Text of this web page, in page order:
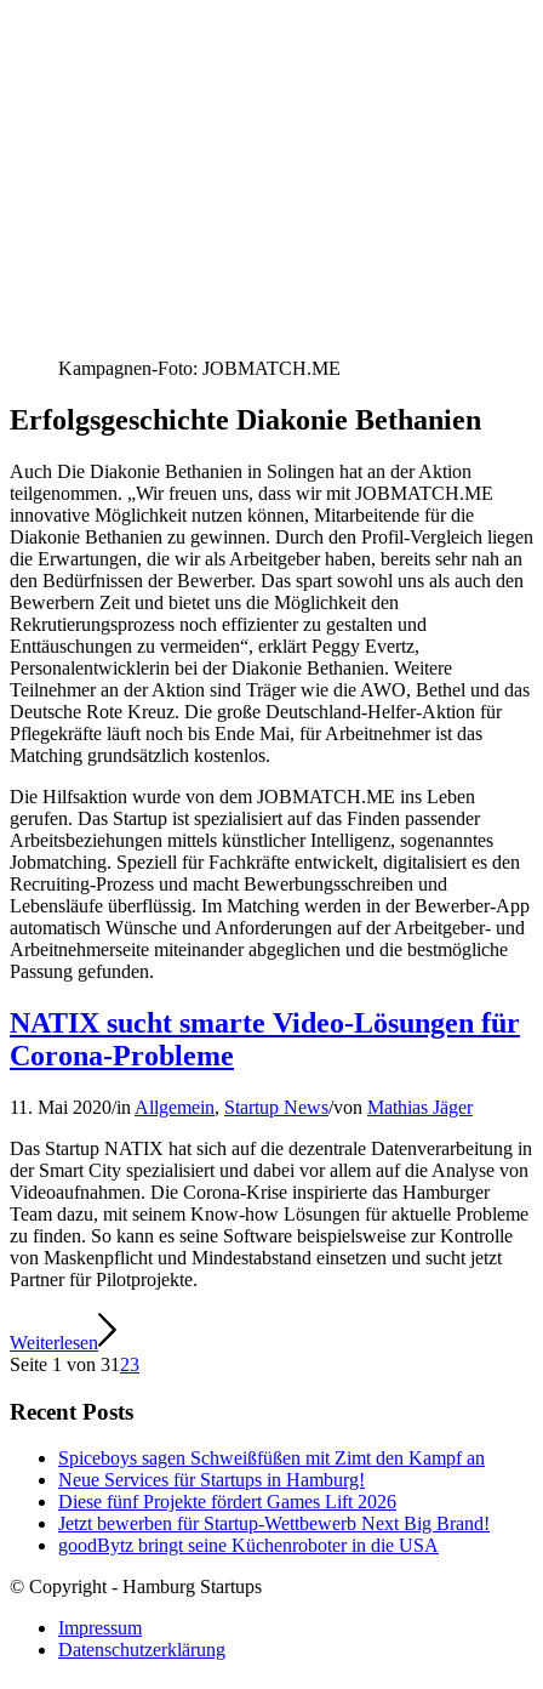
Kampagnen-Foto: JOBMATCH.ME
Erfolgsgeschichte Diakonie Bethanien
Auch Die Diakonie Bethanien in Solingen hat an der Aktion
teilgenommen. „Wir freuen uns, dass wir mit JOBMATCH.ME
innovative Möglichkeit nutzen können, Mitarbeitende für die
Diakonie Bethanien zu gewinnen. Durch den Profil-Vergleich liegen
die Erwartungen, die wir als Arbeitgeber haben, bereits sehr nah an
den Bedürfnissen der Bewerber. Das spart sowohl uns als auch den
Bewerbern Zeit und bietet uns die Möglichkeit den
Rekrutierungsprozess noch effizienter zu gestalten und
Enttäuschungen zu vermeiden“, erklärt Peggy Evertz,
Personalentwicklerin bei der Diakonie Bethanien. Weitere
Teilnehmer an der Aktion sind Träger wie die AWO, Bethel und das
Deutsche Rote Kreuz. Die große Deutschland-Helfer-Aktion für
Pflegekräfte läuft noch bis Ende Mai, für Arbeitnehmer ist das
Matching grundsätzlich kostenlos.
Die Hilfsaktion wurde von dem JOBMATCH.ME ins Leben
gerufen. Das Startup ist spezialisiert auf das Finden passender
Arbeitsbeziehungen mittels künstlicher Intelligenz, sogenanntes
Jobmatching. Speziell für Fachkräfte entwickelt, digitalisiert es den
Recruiting-Prozess und macht Bewerbungsschreiben und
Lebensläufe überflüssig. Im Matching werden in der Bewerber-App
automatisch Wünsche und Anforderungen auf der Arbeitgeber- und
Arbeitnehmerseite miteinander abgeglichen und die bestmögliche
Passung gefunden.
NATIX sucht smarte Video-Lösungen für
Corona-Probleme
11. Mai 2020/in Allgemein, Startup News/von Mathias Jäger
Das Startup NATIX hat sich auf die dezentrale Datenverarbeitung in
der Smart City spezialisiert und dabei vor allem auf die Analyse von
Videoaufnahmen. Die Corona-Krise inspirierte das Hamburger
Team dazu, mit seinem Know-how Lösungen für aktuelle Probleme
zu finden. So kann es seine Software beispielsweise zur Kontrolle
von Maskenpflicht und Mindestabstand einsetzen und sucht jetzt
Partner für Pilotprojekte.
Weiterlesen
Seite 1 von 31 23
Recent Posts
Spiceboys sagen Schweißfüßen mit Zimt den Kampf an
Neue Services für Startups in Hamburg!
Diese fünf Projekte fördert Games Lift 2026
Jetzt bewerben für Startup-Wettbewerb Next Big Brand!
goodBytz bringt seine Küchenroboter in die USA
© Copyright - Hamburg Startups
Impressum
Datenschutzerklärung